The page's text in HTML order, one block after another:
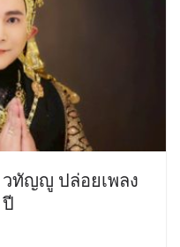
ทัญญู ปล่อยเพลง